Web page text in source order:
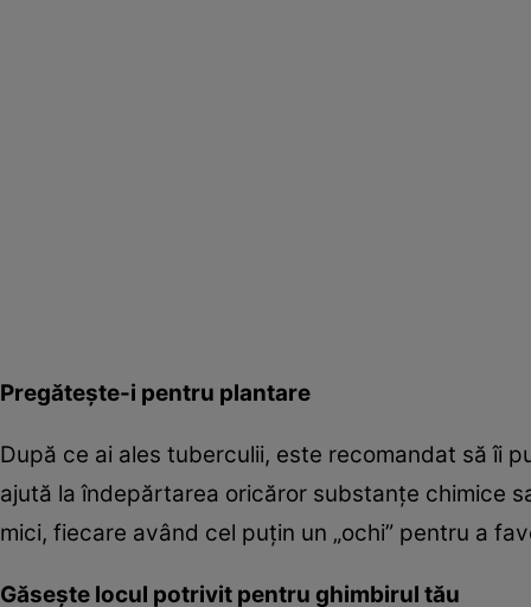
Pregătește-i pentru plantare
După ce ai ales tuberculii, este recomandat să îi
ajută la îndepărtarea oricăror substanțe chimice
mici, fiecare având cel puțin un „ochi” pentru a
Găsește locul potrivit pentru ghimbirul tău